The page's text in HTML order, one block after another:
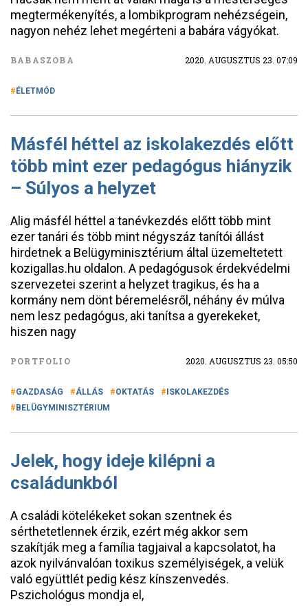
megtermékenyítés, a lombikprogram nehézségein,
nagyon nehéz lehet megérteni a babára vágyókat.
BABASZOBA 2020. AUGUSZTUS 23. 07:09
ÉLETMÓD
Másfél héttel az iskolakezdés előtt
több mint ezer pedagógus hiányzik
– Súlyos a helyzet
Alig másfél héttel a tanévkezdés előtt több mint
ezer tanári és több mint négyszáz tanítói állást
hirdetnek a Belügyminisztérium által üzemeltetett
kozigallas.hu oldalon. A pedagógusok érdekvédelmi
szervezetei szerint a helyzet tragikus, és ha a
kormány nem dönt béremelésről, néhány év múlva
nem lesz pedagógus, aki tanítsa a gyerekeket,
hiszen nagy
PORTFOLIO 2020. AUGUSZTUS 23. 05:50
GAZDASÁG ÁLLÁS OKTATÁS
ISKOLAKEZDÉS
BELÜGYMINISZTÉRIUM
Jelek, hogy ideje kilépni a
családunkból
A családi kötelékeket sokan szentnek és
sérthetetlennek érzik, ezért még akkor sem
szakítják meg a família tagjaival a kapcsolatot, ha
azok nyilvánvalóan toxikus személyiségek, a velük
való együttlét pedig kész kínszenvedés.
Pszichológus mondja el,